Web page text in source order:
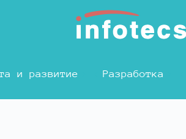
и развитие Разработка